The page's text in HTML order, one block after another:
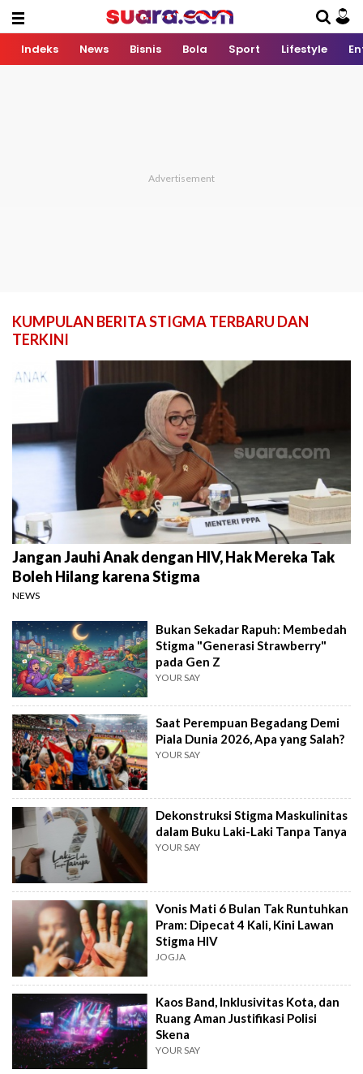
Indeks News Bisnis Bola Sport Lifestyle
KUMPULAN BERITA STIGMA TERBARU DAN
TERKINI
Jangan Jauhi Anak dengan HIV, Hak Mereka Tak
Boleh Hilang karena Stigma
NEWS
Bukan Sekadar Rapuh: Membedah
Stigma "Generasi Strawberry"
pada Gen Z
YOUR SAY
Saat Perempuan Begadang Demi
Piala Dunia 2026, Apa yang Salah?
YOUR SAY
Dekonstruksi Stigma Maskulinitas
dalam Buku Laki-Laki Tanpa Tanya
YOUR SAY
Vonis Mati 6 Bulan Tak Runtuhkan
Pram: Dipecat 4 Kali, Kini Lawan
Stigma HIV
JOGJA
Kaos Band, Inklusivitas Kota, dan
Ruang Aman Justifikasi Polisi
Skena
YOUR SAY